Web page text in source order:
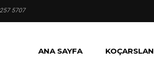
5707
ANA SAYFA KOÇARSLAN